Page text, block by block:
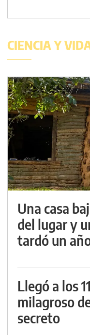
CIENCIA Y
Una casa
del lugar y
tardó un
Llegó a los
milagroso
secreto